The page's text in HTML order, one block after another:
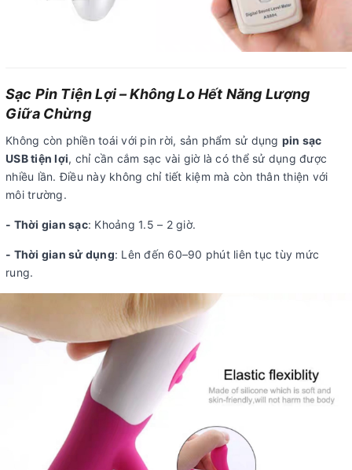
Sạc Pin Tiện Lợi – Không Lo Hết Năng Lượng
Giữa Chừng
Không còn phiền toái với pin rời, sản phẩm sử dụng pin sạc
USB tiện lợi, chỉ cần cắm sạc vài giờ là có thể sử dụng được
nhiều lần. Điều này không chỉ tiết kiệm mà còn thân thiện với
môi trường.
- Thời gian sạc: Khoảng 1.5 – 2 giờ.
- Thời gian sử dụng: Lên đến 60–90 phút liên tục tùy mức
rung.